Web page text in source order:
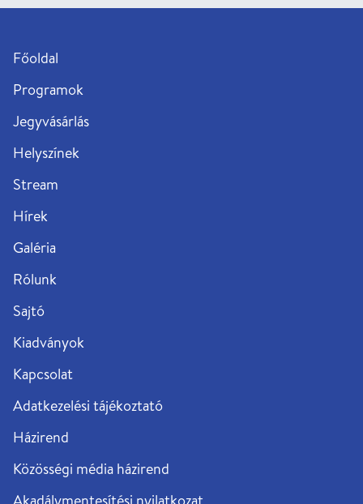
Főoldal
Programok
Jegyvásárlás
Helyszínek
Stream
Hírek
Galéria
Rólunk
Sajtó
Kiadványok
Kapcsolat
Adatkezelési tájékoztató
Házirend
Közösségi média házirend